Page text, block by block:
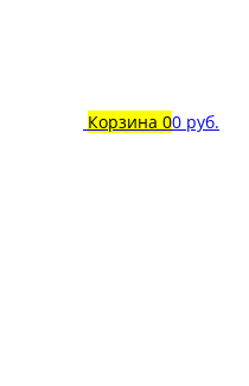
Корзина 00 руб.